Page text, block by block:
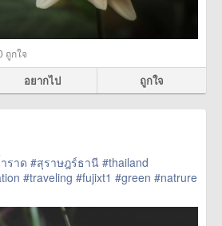
ถูกใจ
อยากไป ถูกใจ
ราด #สุราษฎร์ธานี #thailand
#traveling #fujixt1 #green #natrure
th/image/location/208592>